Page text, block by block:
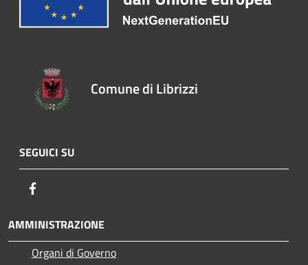
Comune di Librizzi
SEGUICI SU
AMMINISTRAZIONE
Organi di Governo